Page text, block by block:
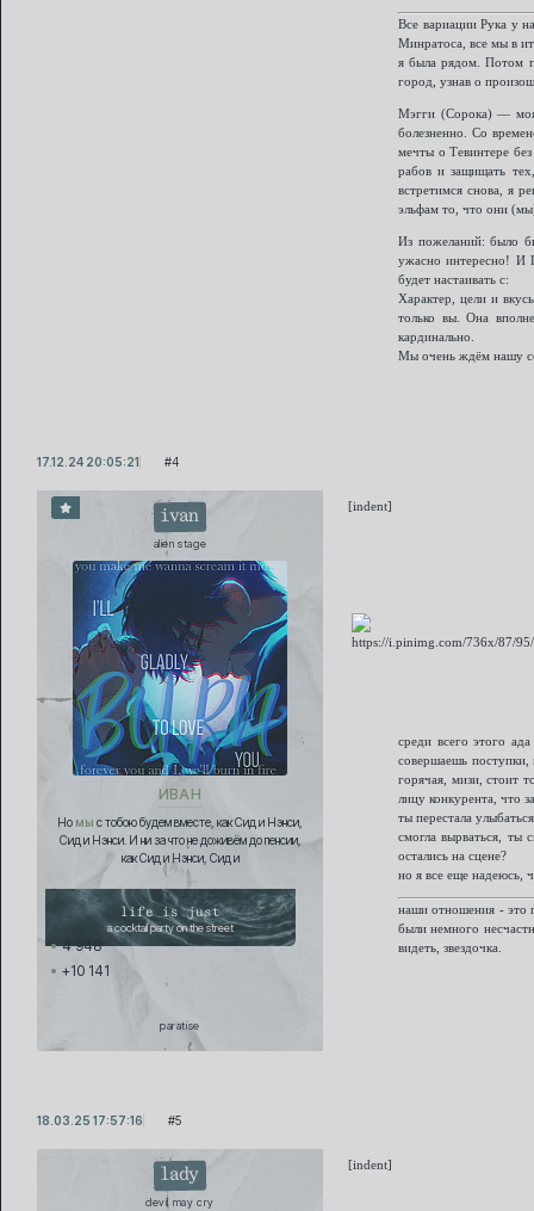
Все вариации Рука у
Минратоса, все мы в
я была рядом. Потом
город, узнав о
Мэгги (Сорока) — моя
болезненно. Со
мечты о Тевинтере
рабов и защищать
встретимся снова, я
эльфам то, что они
Из пожеланий: было
ужасно интересно! И
будет настаивать с:
Характер, цели и
только вы. Она
кардинально.
Мы очень ждём нашу
4
17.12.24 20:05:21
ivan
alien stage
ИВАН
Но мы с тобою будем вместе, как Сид и Нэнси,
Сид и Нэнси. И ни за что не доживём до пенсии,
как Сид и Нэнси, Сид и
life is just
a cocktail party on the street
4 948
+10 141
paratise
[indent]
среди всего этого
совершаешь поступки,
горячая, мизи, стоит
лицу конкурента, что
ты перестала
смогла вырваться, ты
остались на сцене?
но я все еще надеюсь,
наши отношения - это
были немного
видеть, звездочка.
5
18.03.25 17:57:16
lady
devil may cry
[indent]